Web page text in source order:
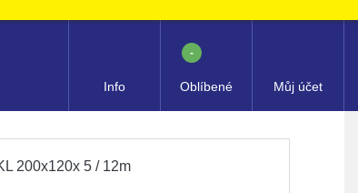
Info Oblíbené
-
Můj účet
200x120x 5 / 12m